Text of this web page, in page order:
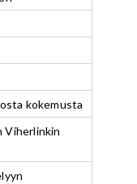
kokemusta
Viherlinkin